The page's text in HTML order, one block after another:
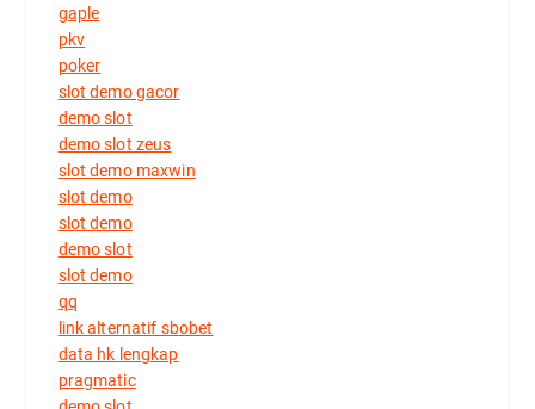
gaple
pkv
poker
slot demo gacor
demo slot
demo slot zeus
slot demo maxwin
slot demo
slot demo
demo slot
slot demo
qq
link alternatif sbobet
data hk lengkap
pragmatic